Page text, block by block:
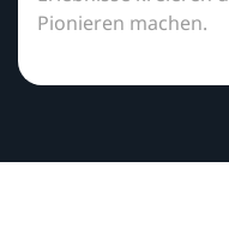
Pionieren machen.